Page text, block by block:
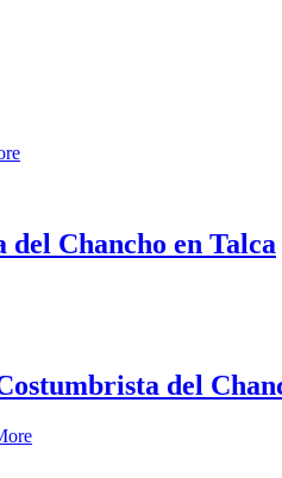
Chancho en Talca
del